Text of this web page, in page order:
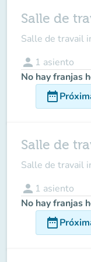
Salle de
Salle de travail
person 1 asiento
No hay franjas
date_range
Salle de
Salle de travail
person 1 asiento
No hay franjas
date_range